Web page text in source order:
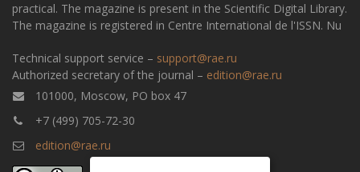
practical. The magazine is present in the Scientific Digital Library.
The magazine is registered in Centre International de l'ISSN. Nu
Technical support service – support@rae.ru
Authorized secretary of the journal – edition@rae.ru
101000, Moscow, PO box 47
+7 (499) 705-72-30
edition@rae.ru